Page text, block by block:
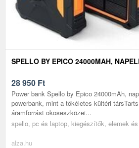
SPELLO BY EPICO 24000MAH,
28 950 Ft
Power bank Spello by Epico 24000mAh,
powerbank, mint a tökéletes kültéri
áramforrást okoseszközei...
spello, pc és laptop, kiegészítők, elemek
alza.hu